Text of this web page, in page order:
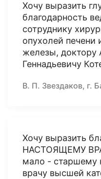
Хочу выразить
благодарность
сотруднику
опухолей печени
железы, доктору
Геннадьевичу
В. П. Звездаков, г.
Хочу выразить
НАСТОЯЩЕМУ
мало - старшему
врачу высшей